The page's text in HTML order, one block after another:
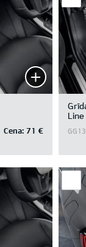
Cena: 71 €
Line